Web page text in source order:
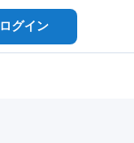
ログイン